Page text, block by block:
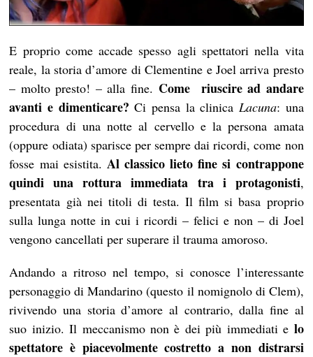
E proprio come accade spesso agli spettatori nella vita
reale, la storia d’amore di Clementine e Joel arriva presto
– molto presto! – alla fine. Come riuscire ad andare
avanti e dimenticare?Ci pensa la clinica Lacuna: una
procedura di una notte al cervello e la persona amata
(oppure odiata) sparisce per sempre dai ricordi, come non
fosse mai esistita. Al classico lieto fine si contrappone
quindi una rottura immediata tra i protagonisti,
presentata già nei titoli di testa. Il film si basa proprio
sulla lunga notte in cui i ricordi – felici e non – di Joel
vengono cancellati per superare il trauma amoroso.
Andando a ritroso nel tempo, si conosce l’interessante
personaggio di Mandarino (questo il nomignolo di Clem),
rivivendo una storia d’amore al contrario, dalla fine al
suo inizio. Il meccanismo non è dei più immediati e lo
spettatore è piacevolmente costretto a non distrarsi